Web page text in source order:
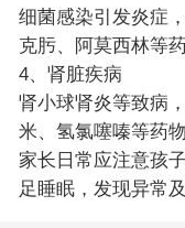
细菌感染引发炎症
克肟、阿莫西林等药
4、肾脏疾病
肾小球肾炎等致病
米、氢氯噻嗪等药物
家长日常应注意孩
足睡眠，发现异常